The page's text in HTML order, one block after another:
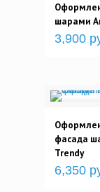
шарами
3,900
фасада
Trendy
6,350